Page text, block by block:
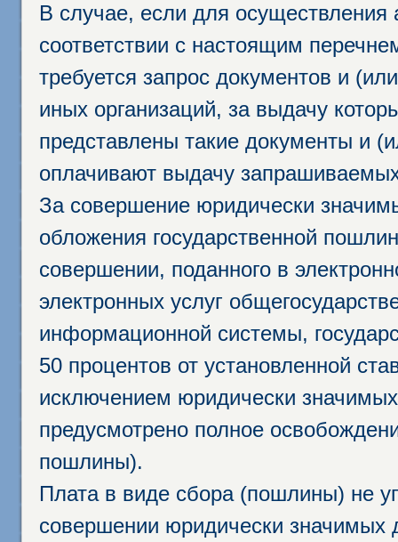
В случае, если для осуществления
соответствии с настоящим
требуется запрос документов и
иных организаций, за выдачу
представлены такие документы и
оплачивают выдачу
За совершение юридически
обложения государственной
совершении, поданного в
электронных услуг
информационной системы,
50 процентов от установленной
исключением юридически
предусмотрено полное
пошлины).
Плата в виде сбора (пошлины) не
совершении юридически